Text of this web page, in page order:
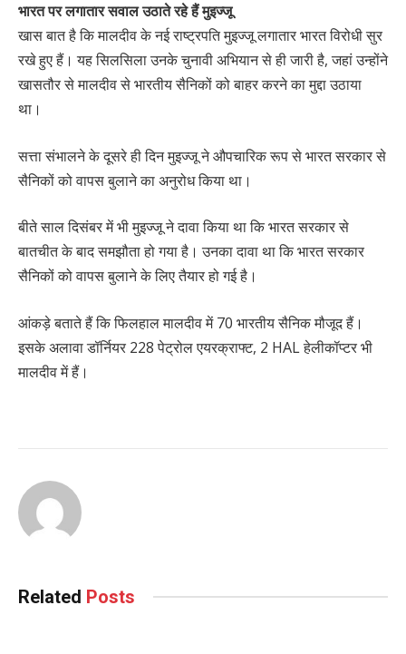
भारत पर लगातार सवाल उठाते रहे हैं मुइज्जू
खास बात है कि मालदीव के नई राष्ट्रपति मुइज्जू लगातार भारत विरोधी सुर
रखे हुए हैं। यह सिलसिला उनके चुनावी अभियान से ही जारी है, जहां उन्होंने
खासतौर से मालदीव से भारतीय सैनिकों को बाहर करने का मुद्दा उठाया
था।
सत्ता संभालने के दूसरे ही दिन मुइज्जू ने औपचारिक रूप से भारत सरकार से
सैनिकों को वापस बुलाने का अनुरोध किया था।
बीते साल दिसंबर में भी मुइज्जू ने दावा किया था कि भारत सरकार से
बातचीत के बाद समझौता हो गया है। उनका दावा था कि भारत सरकार
सैनिकों को वापस बुलाने के लिए तैयार हो गई है।
आंकड़े बताते हैं कि फिलहाल मालदीव में 70 भारतीय सैनिक मौजूद हैं।
इसके अलावा डॉर्नियर 228 पेट्रोल एयरक्राफ्ट, 2 HAL हेलीकॉप्टर भी
मालदीव में हैं।
Related Posts